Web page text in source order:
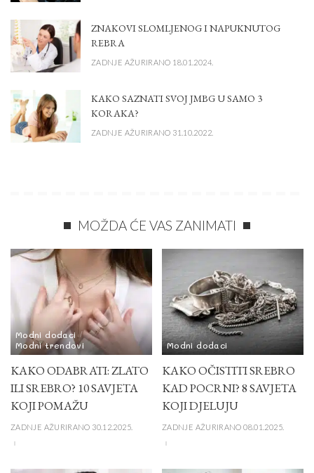
ZNAKOVI SLOMLJENOG I NAPUKNUTOG
REBRA
ZADNJE AŽURIRANO 18.01.2024.
KAKO SAZNATI SVOJ JMBG U SAMO 3
KORAKA?
ZADNJE AŽURIRANO 31.10.2022.
MOŽDA ĆE VAS ZANIMATI
Modni dodaci
Modni trendovi
KAKO ODABRATI: ZLATO
ILI SREBRO? 10 SAVJETA
KOJI POMAŽU
ZADNJE AŽURIRANO 30.12.2025.
Modni dodaci
KAKO OČISTITI SREBRO
KAD POCRNI? 8 SAVJETA
KOJI DJELUJU
ZADNJE AŽURIRANO 08.01.2025.